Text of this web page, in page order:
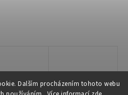
Dalším procházením tohoto webu